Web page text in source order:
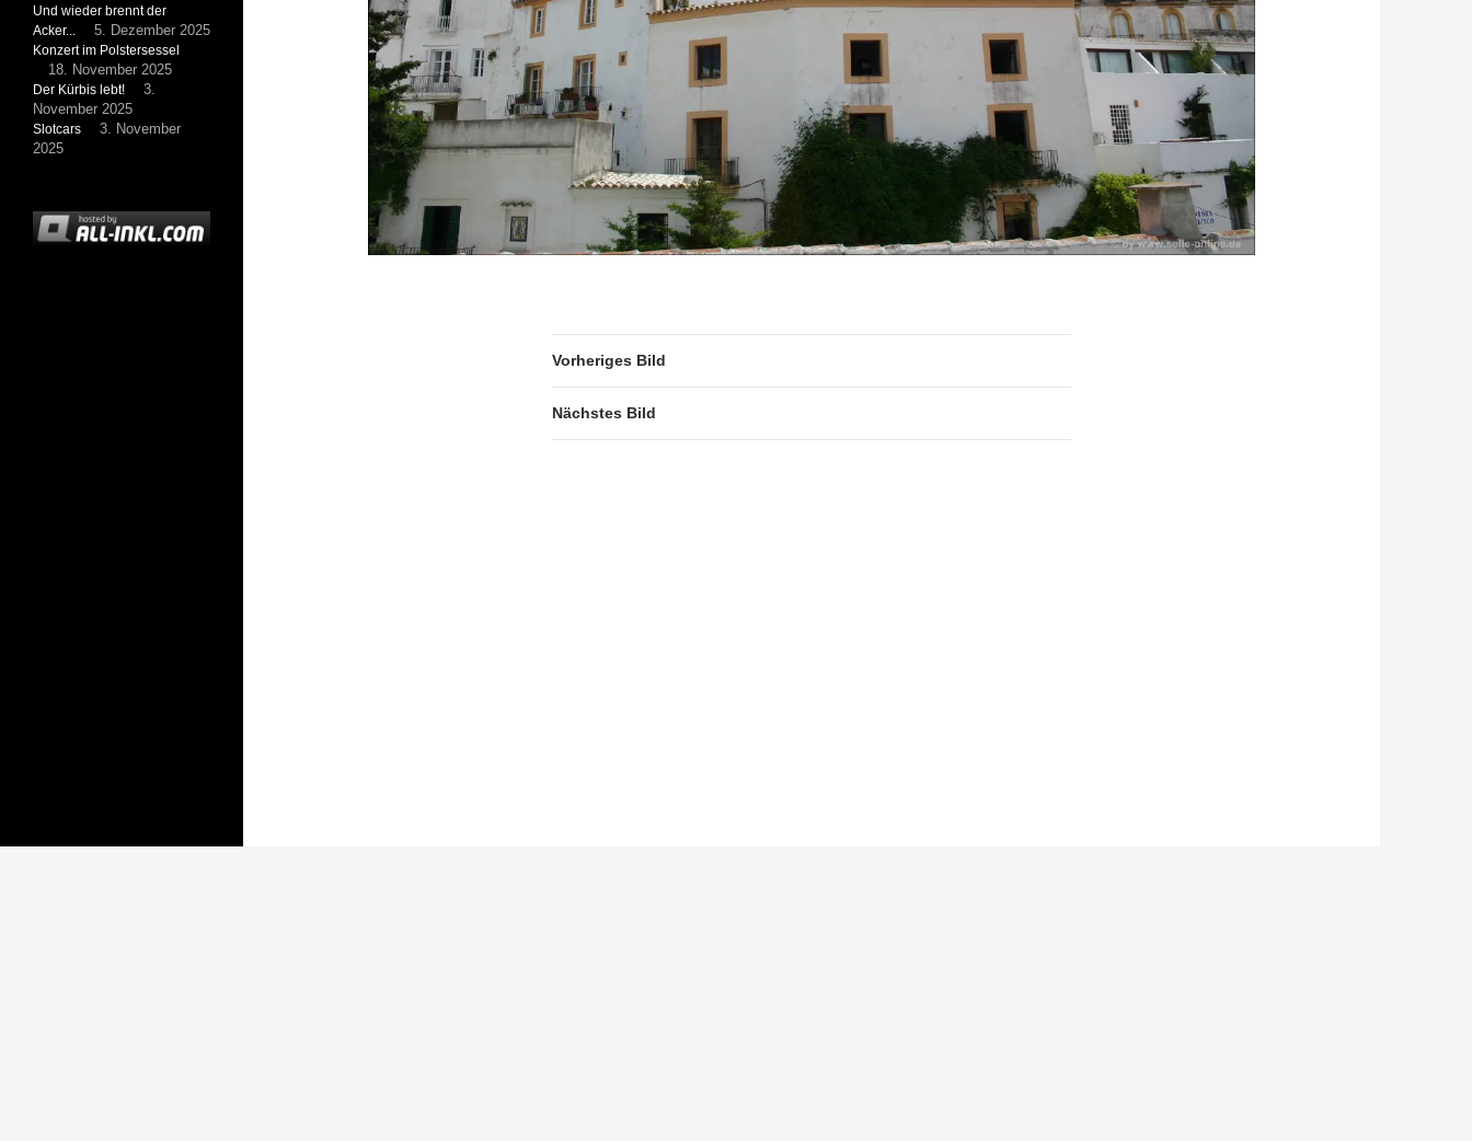
Vorheriges Bild
Nächstes Bild
Und wieder brennt der
Acker...
5. Dezember 2025
Konzert im Polstersessel
18. November 2025
Der Kürbis lebt!
3.
November 2025
Slotcars
3. November
2025